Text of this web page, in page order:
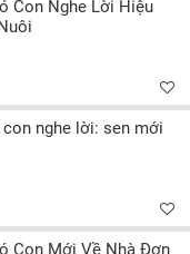
Con Nghe Lời Hiệu
nghe lời: sen mới
Con Mới Về Nhà Đơn